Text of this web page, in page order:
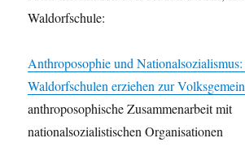
Waldorfschule:
Anthroposophie und Nationalsozialismus:
Waldorfschulen erziehen zur
anthroposophische Zusammenarbeit mit
nationalsozialistischen Organisationen